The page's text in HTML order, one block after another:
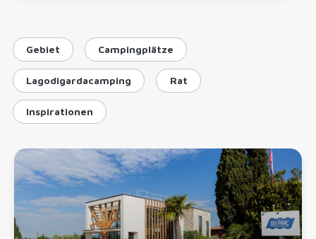
Gebiet Campingplätze
Lagodigardacamping Rat
Inspirationen